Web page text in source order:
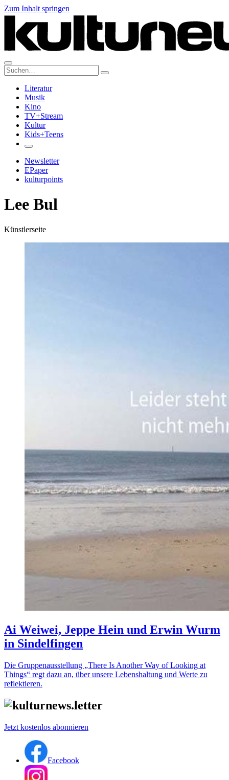
Zum Inhalt springen
Suche:
Literatur
Musik
Kino
TV+Stream
Kultur
Kids+Teens
Newsletter
EPaper
kulturpoints
Lee Bul
Künstlerseite
Ai Weiwei, Jeppe Hein und Erwin Wurm
in Sindelfingen
Die Gruppenausstellung „There Is Another Way of Looking at
Things“ regt dazu an, über unsere Lebenshaltung und Werte zu
reflektieren.
Jetzt kostenlos abonnieren
Facebook